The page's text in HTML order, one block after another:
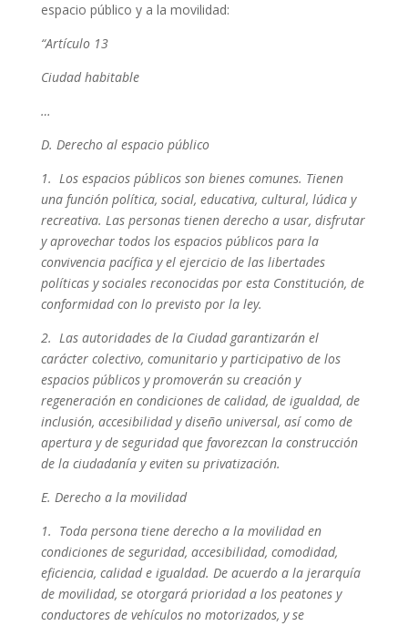
espacio público y a la movilidad:
“Artículo 13
Ciudad habitable
…
D. Derecho al espacio público
1. Los espacios públicos son bienes comunes. Tienen
una función política, social, educativa, cultural, lúdica y
recreativa. Las personas tienen derecho a usar, disfrutar
y aprovechar todos los espacios públicos para la
convivencia pacífica y el ejercicio de las libertades
políticas y sociales reconocidas por esta Constitución, de
conformidad con lo previsto por la ley.
2. Las autoridades de la Ciudad garantizarán el
carácter colectivo, comunitario y participativo de los
espacios públicos y promoverán su creación y
regeneración en condiciones de calidad, de igualdad, de
inclusión, accesibilidad y diseño universal, así como de
apertura y de seguridad que favorezcan la construcción
de la ciudadanía y eviten su privatización.
E. Derecho a la movilidad
1. Toda persona tiene derecho a la movilidad en
condiciones de seguridad, accesibilidad, comodidad,
eficiencia, calidad e igualdad. De acuerdo a la jerarquía
de movilidad, se otorgará prioridad a los peatones y
conductores de vehículos no motorizados, y se